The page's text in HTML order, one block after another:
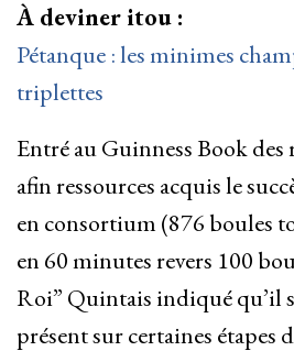
À deviner itou :
Pétanque : les minimes
triplettes
Entré au Guinness Book des
afin ressources acquis le
en consortium (876 boules
en 60 minutes revers 100
Roi” Quintais indiqué qu’il
présent sur certaines étapes